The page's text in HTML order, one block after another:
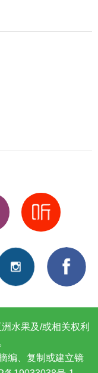
水果及/或相关权利
编、复制或建立镜